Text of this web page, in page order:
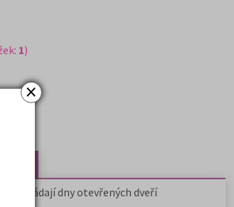
×
1)
pořádají dny otevřených dveří